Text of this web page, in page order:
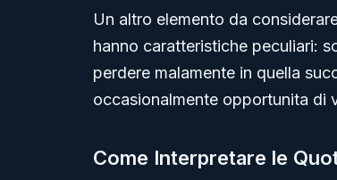
Un altro elemento da
hanno caratteristiche peculiari:
perdere malamente in quella
occasionalmente opportunita di
Come Interpretare le